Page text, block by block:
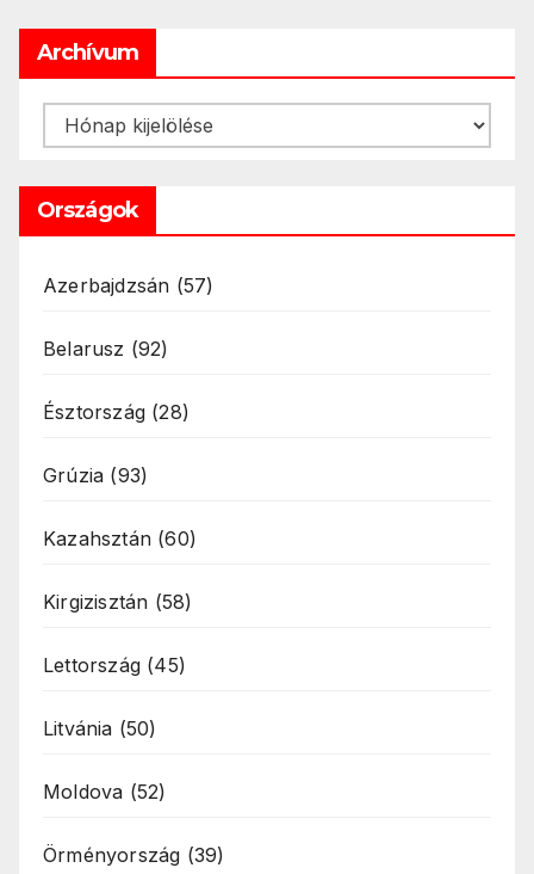
Archívum
Archívum
Országok
Azerbajdzsán (57)
Belarusz (92)
Észtország (28)
Grúzia (93)
Kazahsztán (60)
Kirgizisztán (58)
Lettország (45)
Litvánia (50)
Moldova (52)
Örményország (39)